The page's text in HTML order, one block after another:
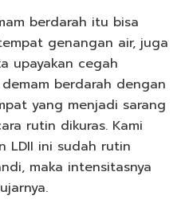
berdarah itu bisa
genangan air, juga
upayakan cegah
berdarah dengan
yang menjadi sarang
rutin dikuras. Kami
LDII ini sudah rutin
maka intensitasnya